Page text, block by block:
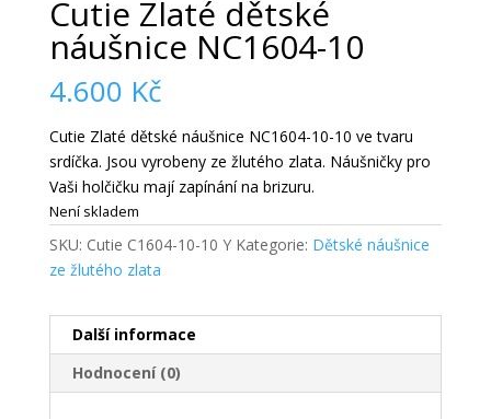
Cutie Zlaté dětské
náušnice NC1604-10
4.600 Kč
Cutie Zlaté dětské náušnice NC1604-10-10 ve tvaru
srdíčka. Jsou vyrobeny ze žlutého zlata. Náušničky pro
Vaši holčičku mají zapínání na brizuru.
Není skladem
SKU: Cutie C1604-10-10 Y Kategorie: Dětské náušnice
ze žlutého zlata
Další informace
Hodnocení (0)